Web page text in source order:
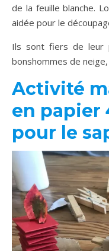
de la feuille blanche.
aidée pour le
Ils sont fiers de leur
bonshommes de
Activité
en papier
pour le